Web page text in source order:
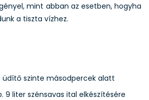
mint abban az esetben, hogyha
a tiszta vízhez.
üdítő szinte másodpercek alatt
9 liter szénsavas ital elkészítésére